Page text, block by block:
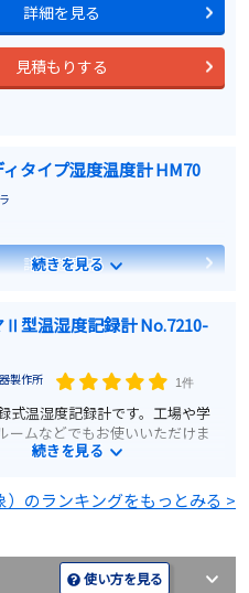
詳細を見る
見積もりする
ィタイプ湿度温度計 HM70
詳細を見る
見積もりする
続きを見る
Ⅱ型温湿度記録計 No.7210-
製作所 1件
式温湿度記録計です。工場や学
ームなどでもお使いいただけま
詳細を見る
見積もりする
続きを見る
）のランキングをもっとみる >
使い方を見る